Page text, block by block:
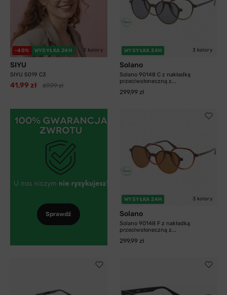
-40% WYSYŁKA 24H 3 kolory
SIYU
SIYU 5019 C3
41,99 zł 69,99 zł
WYSYŁKA 24H 3 kolory
Solano
Solano 90148 C z nakładką
przeciwsłoneczną z...
299,99 zł
Sprawdź
WYSYŁKA 24H 3 kolory
Solano
Solano 90148 F z nakładką
przeciwsłoneczną z...
299,99 zł